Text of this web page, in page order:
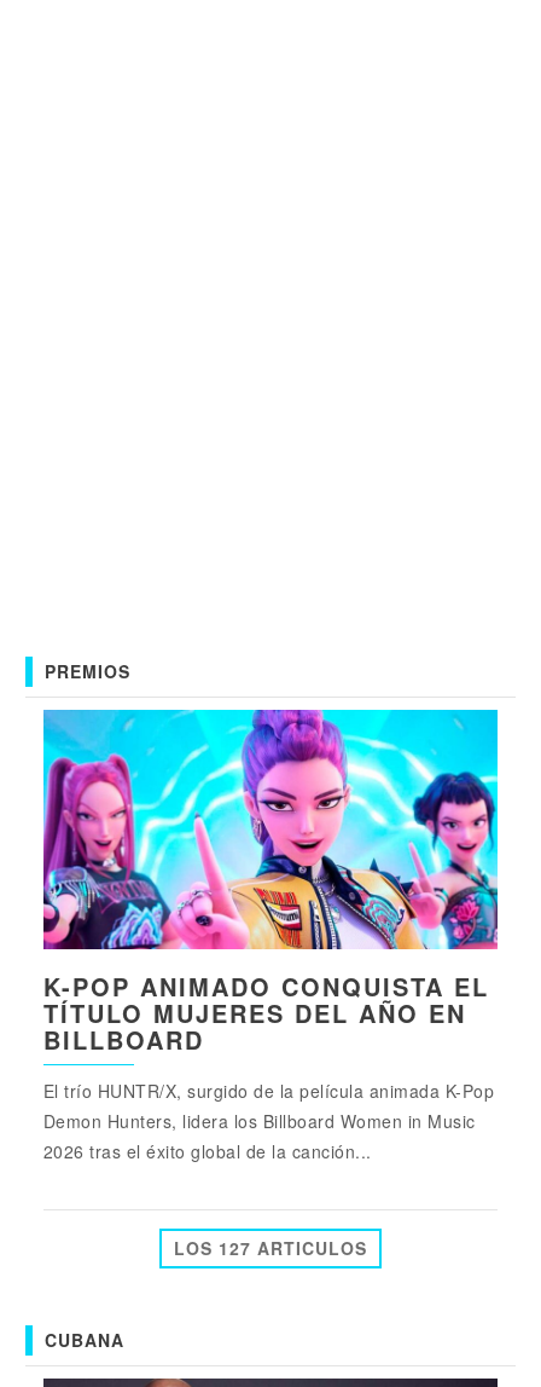
PREMIOS
K-POP ANIMADO CONQUISTA EL
TÍTULO MUJERES DEL AÑO EN
BILLBOARD
El trío HUNTR/X, surgido de la película animada K-Pop
Demon Hunters, lidera los Billboard Women in Music
2026 tras el éxito global de la canción...
LOS 127 ARTICULOS
CUBANA